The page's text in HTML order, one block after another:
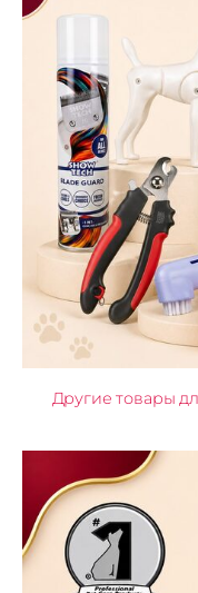
Другие товары